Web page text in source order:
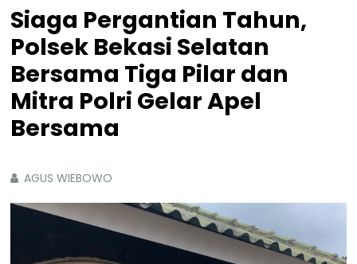
Siaga Pergantian Tahun,
Polsek Bekasi Selatan
Bersama Tiga Pilar dan
Mitra Polri Gelar Apel
Bersama
AGUS WIEBOWO